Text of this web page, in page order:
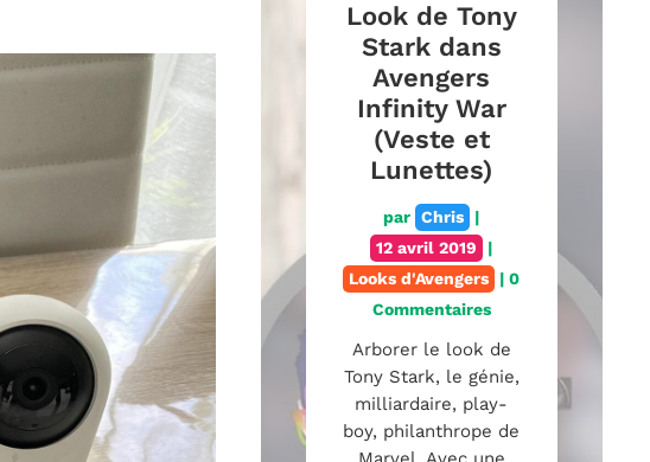
Look de Tony
Stark dans
Avengers
Infinity War
(Veste et
Lunettes)
par Chris
|
12 avril 2019
|
Looks d'Avengers
| 0
Commentaires
Arborer le look de
Tony Stark, le génie,
milliardaire, play-
boy, philanthrope de